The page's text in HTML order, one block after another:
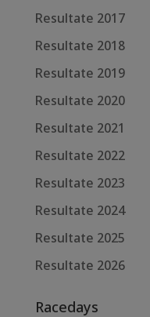
Resultate 2017
Resultate 2018
Resultate 2019
Resultate 2020
Resultate 2021
Resultate 2022
Resultate 2023
Resultate 2024
Resultate 2025
Resultate 2026
Racedays